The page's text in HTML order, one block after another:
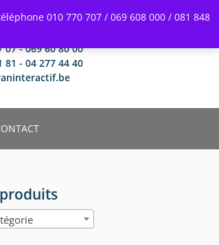
010 770 707 / 069 608 000 / 081 848
07 - 069 60 80 00
81 - 04 277 44 40